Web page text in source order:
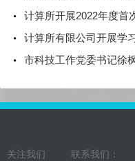
计算所开展2022年度首次中心组学习——传达学习上海市委、市科技工作党委党史学习教育
计算所有限公司开展学习贯彻习近平新时代
市科技工作党委书记徐
关注我们 联系我们：